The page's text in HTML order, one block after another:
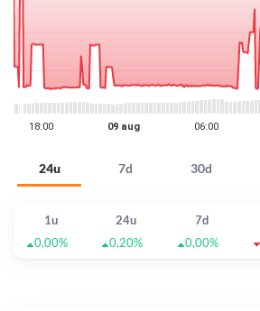
24u 7d 30d
1u 24u 7d
0,00%
0,20% 0,00%